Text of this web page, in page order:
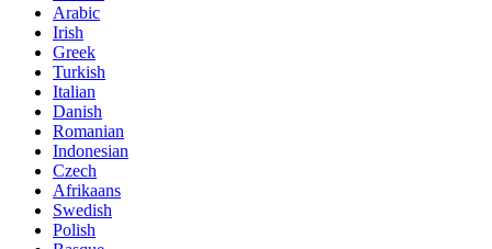
Arabic
Irish
Greek
Turkish
Italian
Danish
Romanian
Indonesian
Czech
Afrikaans
Swedish
Polish